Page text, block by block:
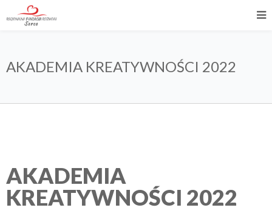
AKADEMIA KREATYWNOŚCI 2022
AKADEMIA
KREATYWNOŚCI 2022